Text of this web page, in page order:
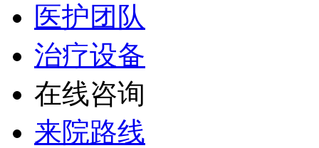
医护团队
治疗设备
在线咨询
来院路线